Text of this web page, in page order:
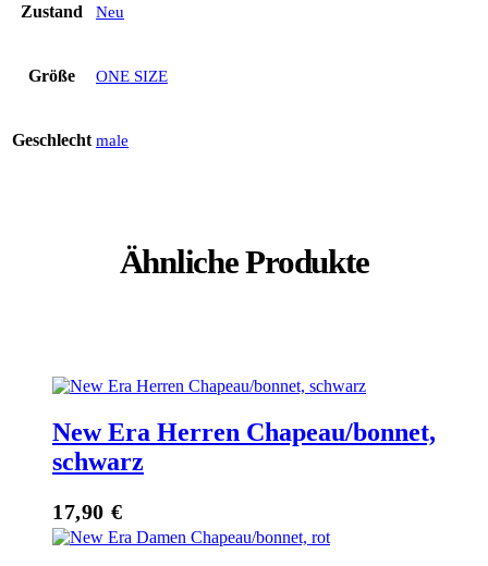
Zustand Neu
Größe ONE SIZE
Geschlecht male
Ähnliche Produkte
New Era Herren Chapeau/bonnet,
schwarz
17,90 €